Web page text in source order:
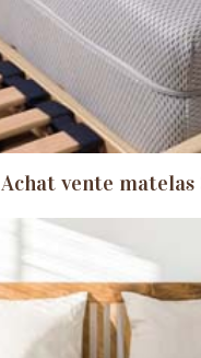
Achat vente matelas